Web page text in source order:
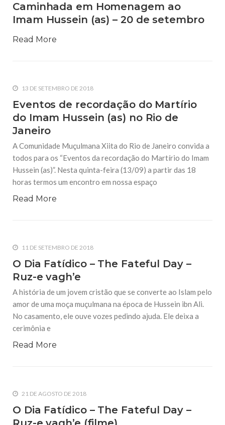
Caminhada em Homenagem ao
Imam Hussein (as) – 20 de setembro
Read More
13 DE SETEMBRO DE 2018
Eventos de recordação do Martírio
do Imam Hussein (as) no Rio de
Janeiro
A Comunidade Muçulmana Xiita do Rio de Janeiro convida a
todos para os “Eventos da recordação do Martírio do Imam
Hussein (as)”. Nesta quinta-feira (13/09) a partir das 18
horas termos um encontro em nossa espaço
Read More
11 DE SETEMBRO DE 2018
O Dia Fatídico – The Fateful Day –
Ruz-e vagh’e
A história de um jovem cristão que se converte ao Islam pelo
amor de uma moça muçulmana na época de Hussein ibn Ali.
No casamento, ele ouve vozes pedindo ajuda. Ele deixa a
cerimônia e
Read More
21 DE AGOSTO DE 2018
O Dia Fatídico – The Fateful Day –